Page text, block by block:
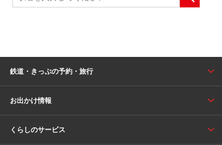
鉄道・きっぷの予約・旅行
お出かけ情報
くらしのサービス